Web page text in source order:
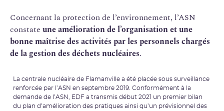
Concernant la protection de l’environnement, l’ASN
constate une amélioration de l’organisation et une
bonne maîtrise des activités par les personnels chargés
de la gestion des déchets nucléaires.
La centrale nucléaire de Flamanville a été placée sous surveillance
renforcée par l’ASN en septembre 2019. Conformément à la
demande de l’ASN, EDF a transmis début 2021 un premier bilan
du plan d’amélioration des pratiques ainsi qu’un prévisionnel des